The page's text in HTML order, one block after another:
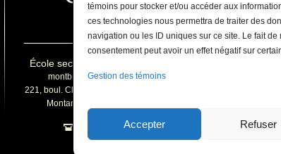
témoins pour stocker et/ou accéder aux
ces technologies nous permettra de traiter des
navigation ou les ID uniques sur ce site. Le fait
consentement peut avoir un effet négatif sur
Gestion des témoins
Accepter Refuser
École secondaire du Mont-Bruno
montbruno@cssp.gouv.qc.ca
221, boul. Clairevue Est, Saint-Bruno-de-
Montarville (Québec) J3V 5J3
450 653-1541